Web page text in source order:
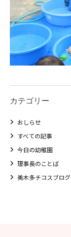
カテゴリー
おしらせ
すべての記事
今日の幼稚園
理事長のことば
美木多チコスブログ